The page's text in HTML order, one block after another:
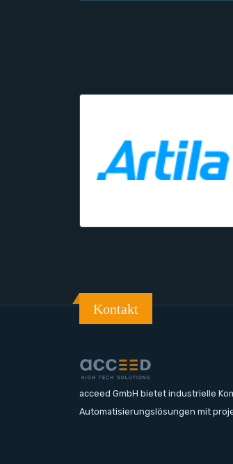
Kontakt
acceed GmbH bietet industrielle
Automatisierungslösungen mit